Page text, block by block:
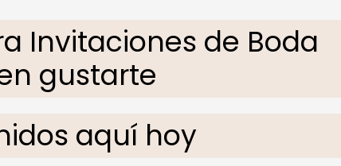
Invitaciones de Boda
gustarte
aquí hoy